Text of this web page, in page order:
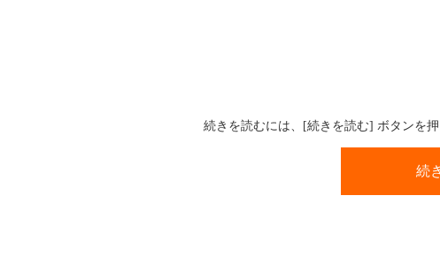
続きを読むには、[続きを読む] ボタンを
続